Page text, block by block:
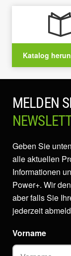
Katalog
MELDEN
Geben Sie
alle aktuellen
Informationen
Power+. Wir
aber falls Sie
jederzeit
Vorname